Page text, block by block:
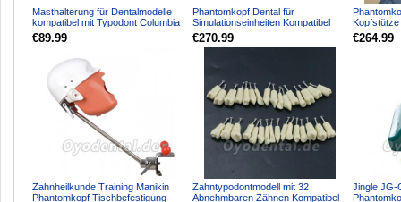
Masthalterung für Dentalmodelle
kompatibel mit Typodont Columbia
Nissin Frasaco ...
€89.99
Phantomkopf Dental für
Simulationseinheiten Kompatibel
mit Nissin Kilgore
€270.99 €264.99
Zahnheilkunde Training Manikin
Phantomkopf Tischbefestigung
Zahntypodontmodell mit 32
Abnehmbaren Zähnen Kompatibel
Jingle JG-